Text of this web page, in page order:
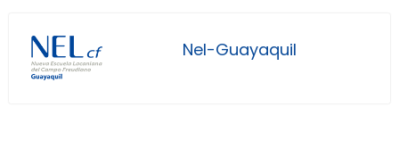
Nel-Guayaquil